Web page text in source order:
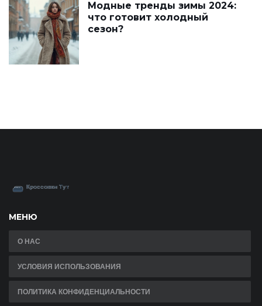
Модные тренды зимы 2024:
что готовит холодный
сезон?
МЕНЮ
О НАС
УСЛОВИЯ ИСПОЛЬЗОВАНИЯ
ПОЛИТИКА КОНФИДЕНЦИАЛЬНОСТИ